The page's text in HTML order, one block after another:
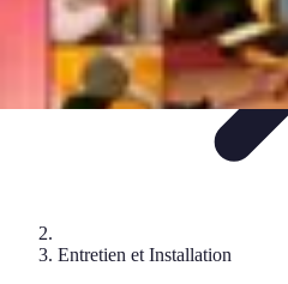
Entretien et Installation